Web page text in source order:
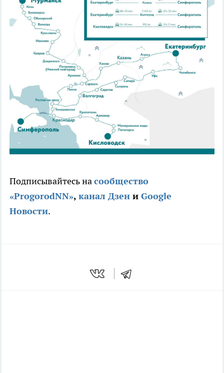
Подписывайтесь насообщество
«ProgorodNN», канал Дзен и Google
Новости.